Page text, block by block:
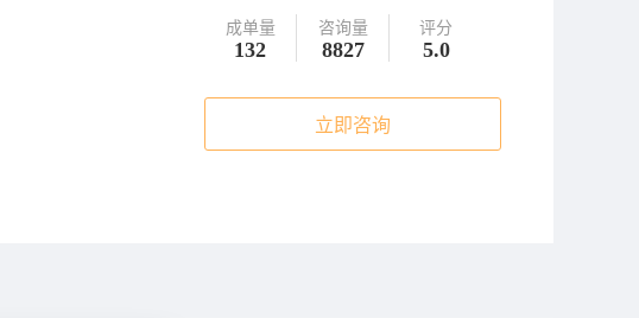
成单量
132
咨询量
8827
评分
5.0
立即咨询